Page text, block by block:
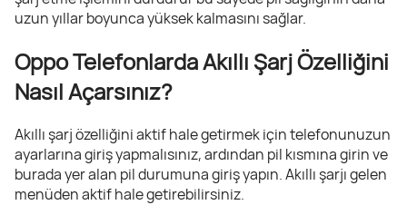
uzun yıllar boyunca yüksek kalmasını sağlar.
Oppo Telefonlarda Akıllı Şarj Özelliğini
Nasıl Açarsınız?
Akıllı şarj özelliğini aktif hale getirmek için telefonunuzun
ayarlarına giriş yapmalısınız, ardından pil kısmına girin ve
burada yer alan pil durumuna giriş yapın. Akıllı şarjı gelen
menüden aktif hale getirebilirsiniz.